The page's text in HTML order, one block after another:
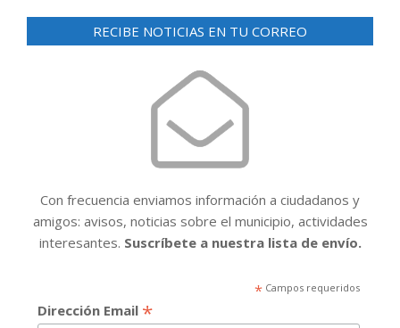
RECIBE NOTICIAS EN TU CORREO
Con frecuencia enviamos información a ciudadanos y
amigos: avisos, noticias sobre el municipio, actividades
interesantes. Suscríbete a nuestra lista de envío.
*Campos requeridos
Dirección Email *